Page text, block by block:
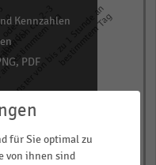
Gegen Aufpreis
ca. 2-3
Tag
von bis zu 1 Stunde an
bestimmtem Tag
Kennzahlen
PDF
für Sie optimal zu
von ihnen sind